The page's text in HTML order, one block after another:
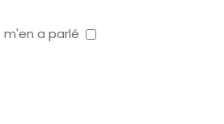
m'en a parlé